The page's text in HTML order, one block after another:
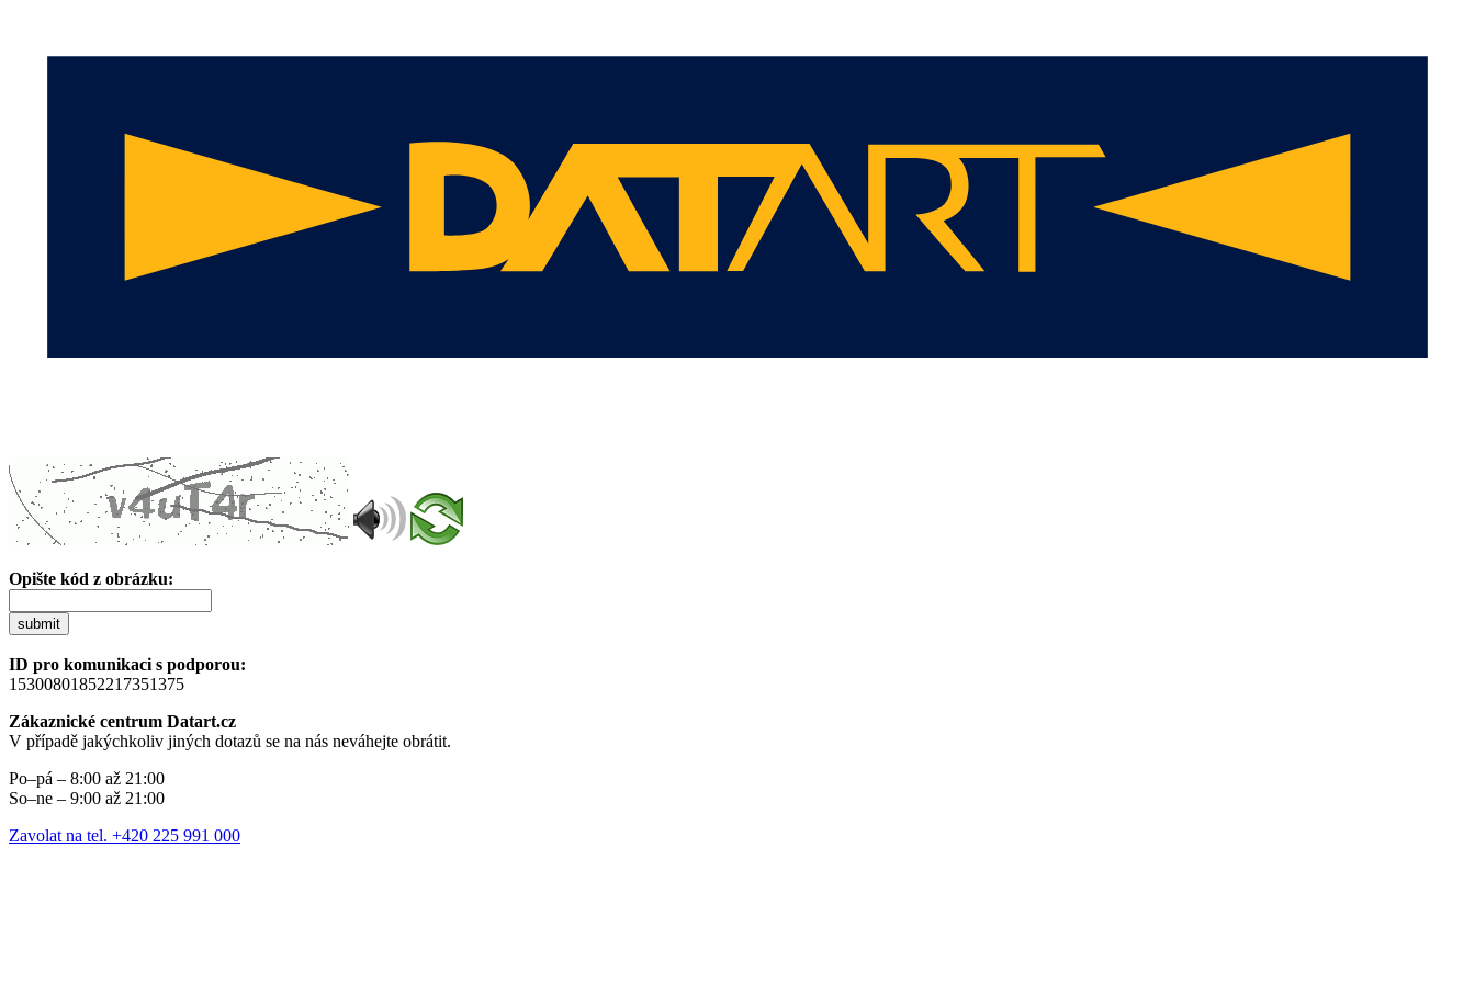
Opište kód z obrázku:
submit
ID pro komunikaci s podporou:
15300801852217351375
Zákaznické centrum Datart.cz
V případě jakýchkoliv jiných dotazů se na nás neváhejte obrátit.
Po–pá – 8:00 až 21:00
So–ne – 9:00 až 21:00
Zavolat na tel. +420 225 991 000